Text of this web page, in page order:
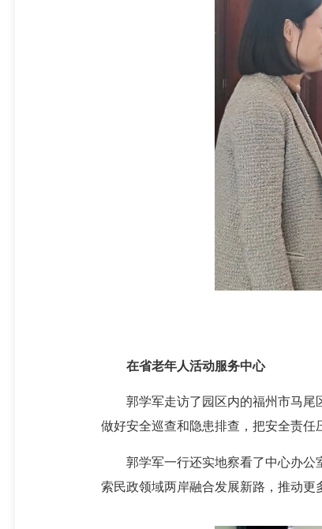
在省老年人活动服务中心
郭学军走访了园区内的福州市马尾区
做好安全巡查和隐患排查，把安全责任
郭学军一行还实地察看了中心办公室
索民政领域两岸融合发展新路，推动更